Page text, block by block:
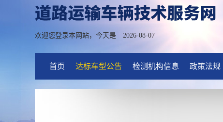
欢迎您登录本网站，今天是 2026-08-07
首页 达标车型公告 检测机构信息 政策法规